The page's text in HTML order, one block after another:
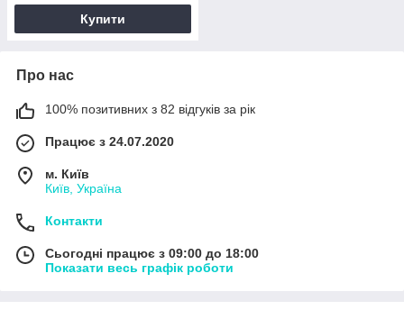
Купити
Про нас
100% позитивних з 82 відгуків за рік
Працює з 24.07.2020
м. Київ
Київ, Україна
Контакти
Сьогодні працює з 09:00 до 18:00
Показати весь графік роботи